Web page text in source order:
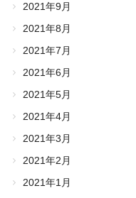
2021年9月
2021年8月
2021年7月
2021年6月
2021年5月
2021年4月
2021年3月
2021年2月
2021年1月